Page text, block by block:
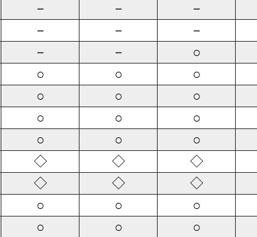
－ － －
－ － －
－ － ○
○ ○ ○
○ ○ ○
○ ○ ○
○ ○ ○
◇ ◇ ◇
◇ ◇ ◇
○ ○ ○
○ ○ ○